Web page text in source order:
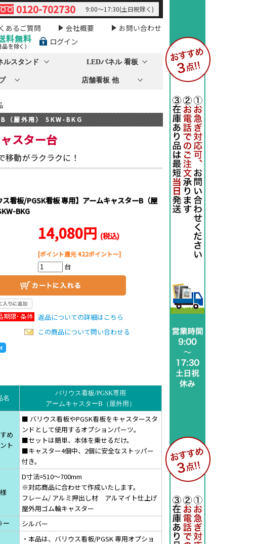
0120-702730 9:00～17:30(土日祝除く)
あるご質問 会社概要 お問い合わせ
料無料
を除く） ログイン
ルスタンド LEDパネル 看板
店舗看板 他
B（屋外用） SKW-BKG
スター台
移動がラクラクに！
ス看板/PGSK看板 専用】アームキャスターB（屋
BKG
14,080円 (税込)
[ポイント還元 422ポイント～]
台
返品についての詳細はこちら
この商品について問い合わせる
名
バリウス看板/PGSK専用
アームキャスターB（屋外用）
め
ト
■ バリウス看板やPGSK看板をキャスタースタ
ンドとして使用するオプションパーツ。
■セットは簡単、本体を乗せるだけ。
■キャスター4個中、2個に安全なストッパー
付き。
D寸法=510～700mm
※対応商品に合わせて作成いたします。
フレーム/ アルミ押出し材 アルマイト仕上げ
屋外用ゴム輪キャスター
ー シルバー
・本品は、バリウス看板/PGSK 専用オプショ